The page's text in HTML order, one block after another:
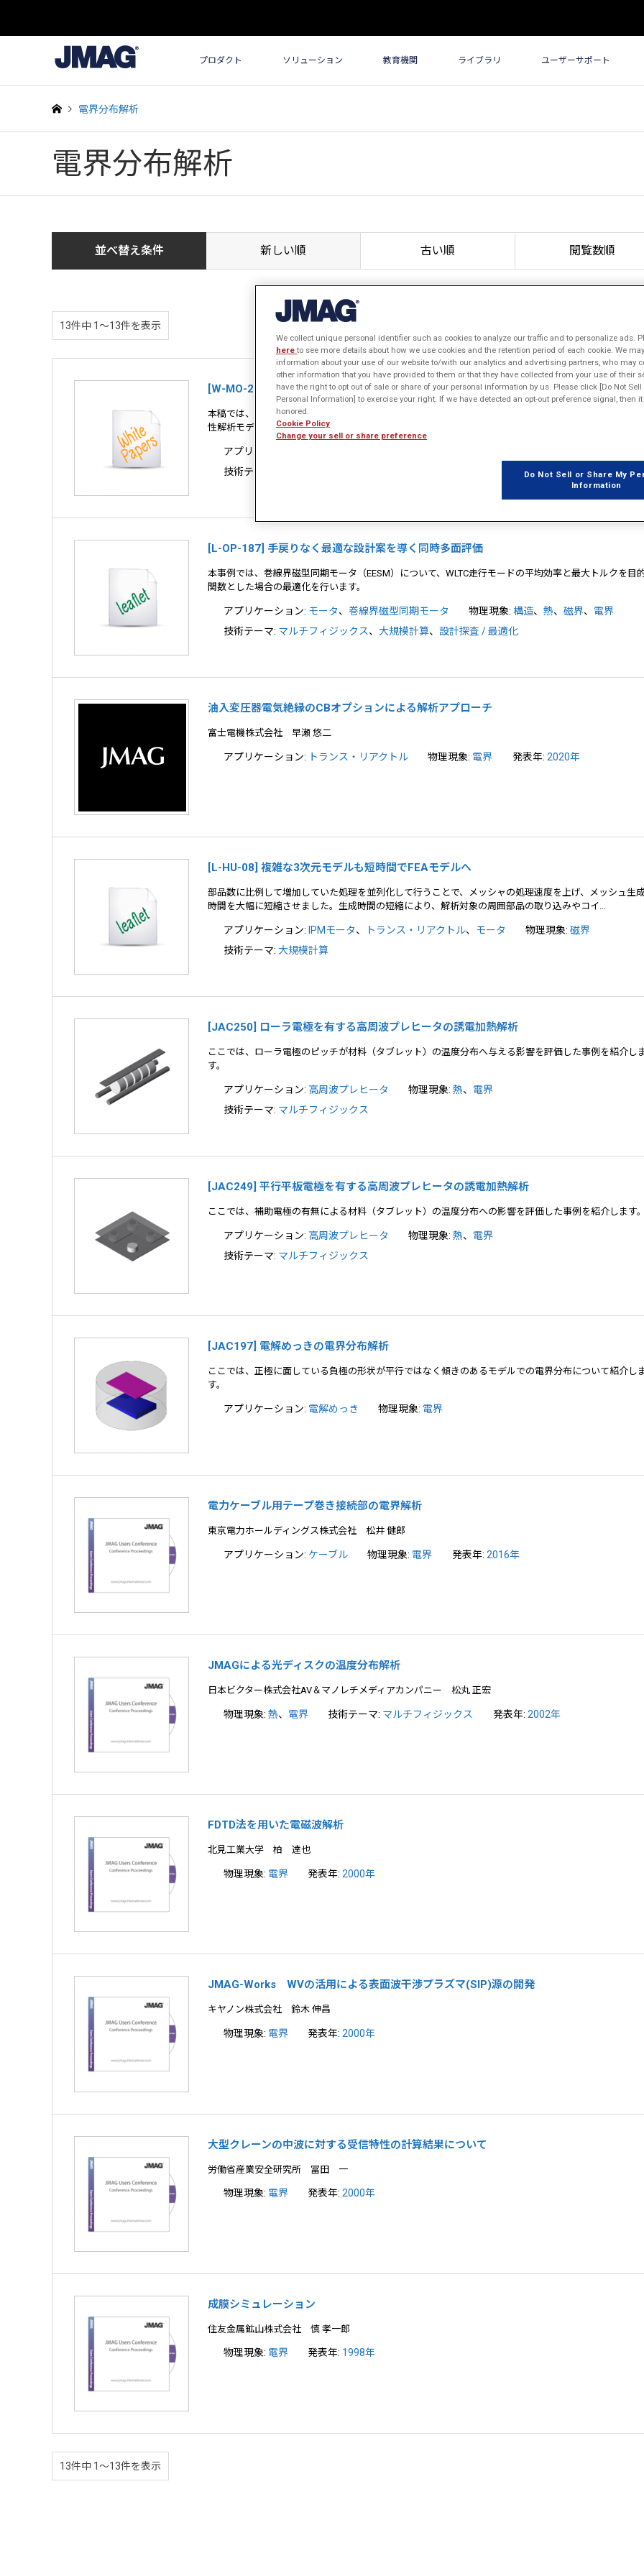
プロダクト ソリューション 教育機関 ライブラリ ユーザーサポート
電界分布解析
電界分布解析
並べ替え条件 新しい順 古い順 閲覧数順
13件中 1〜13件を表示
[W-MO-212] インダクタの広帯域シミュレーション手法
本稿では、変位電流を考慮した電磁界有限要素解析（Full-Wave FEA）を用いた広帯域インピーダンス特
性解析モデリングについて説明する。また、これにより得られるチョッパインダクタのインピー…
アプリケーション:
技術テーマ:
[L-OP-187] 手戻りなく最適な設計案を導く同時多面評価
本事例では、巻線界磁型同期モータ（EESM）について、WLTC走行モードの平均効率と最大トルクを目
関数とした場合の最適化を行います。
アプリケーション: モータ、 巻線界磁型同期モータ 物理現象: 構造、熱、磁界、 電界
技術テーマ: マルチフィジックス、 大規模計算、 設計探査 / 最適化
油入変圧器電気絶縁のCBオプションによる解析アプローチ
富士電機株式会社 早瀬 悠二
アプリケーション: トランス・リアクトル 物理現象: 電界 発表年: 2020年
[L-HU-08] 複雑な3次元モデルも短時間でFEAモデルへ
部品数に比例して増加していた処理を並列化して行うことで、メッシャの処理速度を上げ、メッシュ生
時間を大幅に短縮させました。生成時間の短縮により、解析対象の周囲部品の取り込みやコイ…
アプリケーション: IPMモータ、 トランス・リアクトル、 モータ 物理現象:磁界
技術テーマ: 大規模計算
[JAC250] ローラ電極を有する高周波プレヒータの誘電加熱解析
ここでは、ローラ電極のピッチが材料（タブレット）の温度分布へ与える影響を評価した事例を紹介し
す。
アプリケーション: 高周波プレヒータ 物理現象:熱、 電界
技術テーマ: マルチフィジックス
[JAC249] 平行平板電極を有する高周波プレヒータの誘電加熱解析
ここでは、補助電極の有無による材料（タブレット）の温度分布への影響を評価した事例を紹介します
アプリケーション: 高周波プレヒータ 物理現象:熱、 電界
技術テーマ: マルチフィジックス
[JAC197] 電解めっきの電界分布解析
ここでは、正極に面している負極の形状が平行ではなく傾きのあるモデルでの電界分布について紹介し
す。
アプリケーション: 電解めっき 物理現象: 電界
電力ケーブル用テープ巻き接続部の電界解析
東京電力ホールディングス株式会社 松井 健郎
アプリケーション: ケーブル 物理現象: 電界 発表年: 2016年
JMAGによる光ディスクの温度分布解析
日本ビクター株式会社AV＆マノレチメディアカンパニー 松丸 正宏
物理現象: 熱、 電界 技術テーマ: マルチフィジックス 発表年: 2002年
FDTD法を用いた電磁波解析
北見工業大学 柏 達也
物理現象: 電界 発表年:2000年
JMAG-Works WVの活用による表面波干渉プラズマ(SIP)源の開発
キヤノン株式会社 鈴木 伸昌
物理現象: 電界 発表年:2000年
大型クレーンの中波に対する受信特性の計算結果について
労働省産業安全研究所 冨田 一
物理現象: 電界 発表年:2000年
成膜シミュレーション
住友金属鉱山株式会社 慎 孝一郎
物理現象: 電界 発表年: 1998年
13件中 1〜13件を表示
We collect unique personal identifier such as cookies to analyze our traffic and to personalize ads.
hereto see more details about how we use cookies and the retention period of each cookie. We
information about your use of our website to/with our analytics and advertising partners, who may
other information that you have provided to them or that they have collected from your use of their
have the right to opt out of sale or share of your personal information by us. Please click [Do Not Sell
Personal Information] to exercise your right. If we have detected an opt-out preference signal, then
honored.
Cookie Policy
Change your sell or share preference
Do Not Sell or Share My
Information